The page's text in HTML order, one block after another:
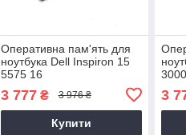
Оперативна пам'ять для
ноутбука Dell Inspiron 15
5575 16
3 777₴ 3 976 ₴
Купити
3